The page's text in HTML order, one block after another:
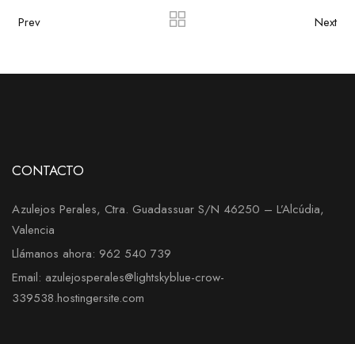
Prev Next
CONTACTO
Azulejos Perales, Ctra. Guadassuar S/N 46250 – L’Alcúdia,
Valencia
Llámanos ahora: 962 540 739
Email: azulejosperales@lightskyblue-crow-
339538.hostingersite.com